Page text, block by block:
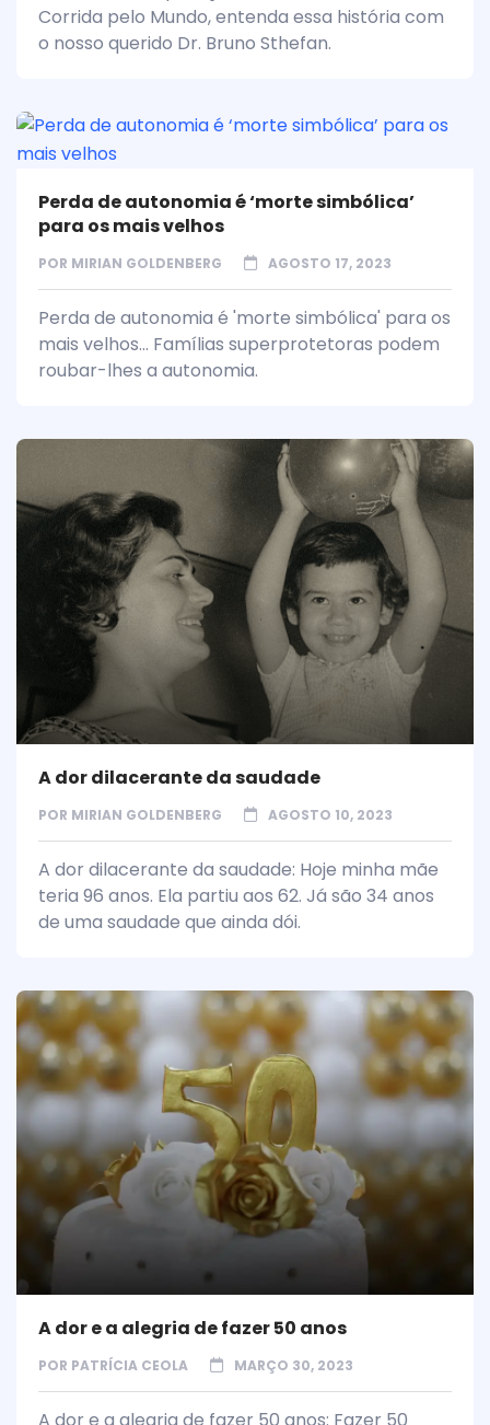
Corrida pelo Mundo, entenda essa história com
o nosso querido Dr. Bruno Sthefan.
Perda de autonomia é ‘morte simbólica’
para os mais velhos
POR MIRIAN GOLDENBERG AGOSTO 17, 2023
Perda de autonomia é 'morte simbólica' para os
mais velhos... Famílias superprotetoras podem
roubar-lhes a autonomia.
A dor dilacerante da saudade
POR MIRIAN GOLDENBERG AGOSTO 10, 2023
A dor dilacerante da saudade: Hoje minha mãe
teria 96 anos. Ela partiu aos 62. Já são 34 anos
de uma saudade que ainda dói.
A dor e a alegria de fazer 50 anos
POR PATRÍCIA CEOLA MARÇO 30, 2023